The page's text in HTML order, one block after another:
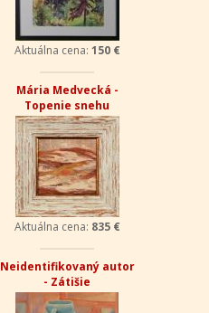
Aktuálna cena: 150 €
Mária Medvecká -
Topenie snehu
Aktuálna cena: 835 €
Neidentifikovaný autor
- Zátišie